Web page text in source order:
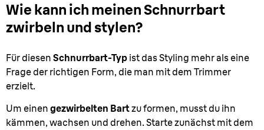
Wie kann ich meinen Schnurrbart
zwirbeln und stylen?
Für diesen Schnurrbart-Typ ist das Styling mehr als eine
Frage der richtigen Form, die man mit dem Trimmer
erzielt.
Um einen gezwirbelten Bartzu formen, musst du ihn
kämmen, wachsen und drehen. Starte zunächst mit dem